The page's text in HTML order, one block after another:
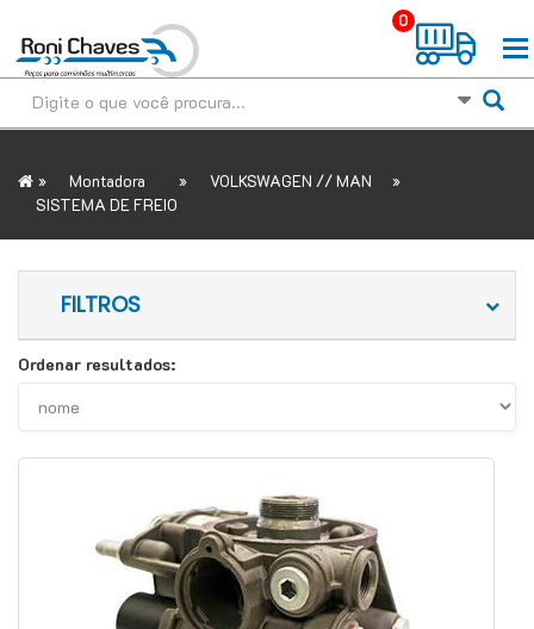
0
» Montadora » VOLKSWAGEN // MAN »
SISTEMA DE FREIO
FILTROS
Ordenar resultados: